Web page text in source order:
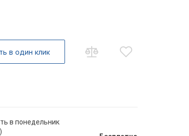
в один клик
в понедельник